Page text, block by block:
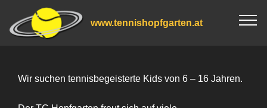
www.tennishopfgarten.at
Wir suchen tennisbegeisterte Kids von 6 – 16 Jahren.